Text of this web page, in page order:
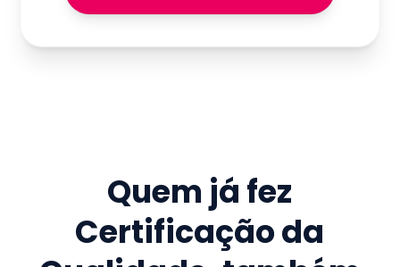
Quem já fez
Certificação da